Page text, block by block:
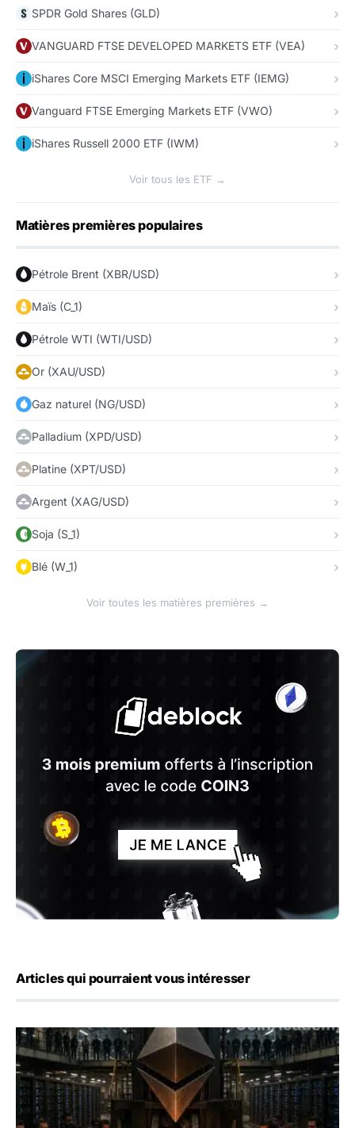
SPDR Gold Shares (GLD)
VANGUARD FTSE DEVELOPED MARKETS ETF (VEA)
iShares Core MSCI Emerging Markets ETF (IEMG)
Vanguard FTSE Emerging Markets ETF (VWO)
iShares Russell 2000 ETF (IWM)
Voir tous les ETF →
Matières premières populaires
Pétrole Brent (XBR/USD)
Maïs (C_1)
Pétrole WTI (WTI/USD)
Or (XAU/USD)
Gaz naturel (NG/USD)
Palladium (XPD/USD)
Platine (XPT/USD)
Argent (XAG/USD)
Soja (S_1)
Blé (W_1)
Voir toutes les matières premières →
Articles qui pourraient vous intéresser
ETH : Ethereum veut brûler les récompenses des